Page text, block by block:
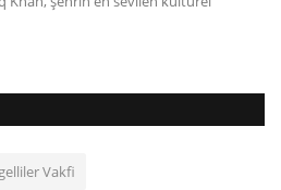
Vakfi